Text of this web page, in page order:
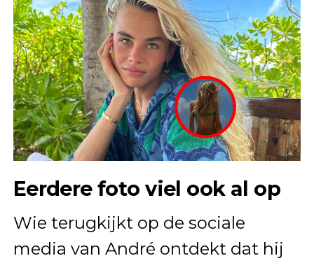
Eerdere foto viel ook al op
Wie terugkijkt op de sociale
media van André ontdekt dat hij